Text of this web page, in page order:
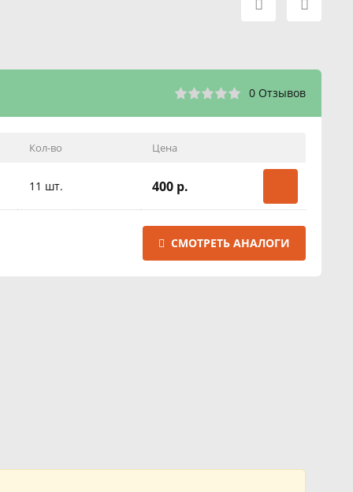
0 Отзывов
Кол-во Цена
11 шт. 400 р.
СМОТРЕТЬ АНАЛОГИ